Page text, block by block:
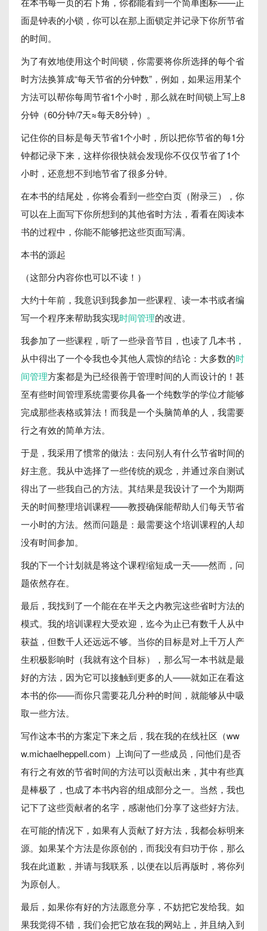
面是钟表的小锁，你可以在那上面锁定并记录下你所节省
的时间。
为了有效地使用这个时间锁，你需要将你所选择的每个省
时方法换算成“每天节省的分钟数”，例如，如果运用某个
方法可以帮你每周节省1个小时，那么就在时间锁上写上8
分钟（60分钟/7天≈每天8分钟）。
记住你的目标是每天节省1个小时，所以把你节省的每1分
钟都记录下来，这样你很快就会发现你不仅仅节省了1个
小时，还意想不到地节省了很多分钟。
在本书的结尾处，你将会看到一些空白页（附录三），你
可以在上面写下你所想到的其他省时方法，看看在阅读本
书的过程中，你能不能够把这些页面写满。
本书的源起
（这部分内容你也可以不读！）
大约十年前，我意识到我参加一些课程、读一本书或者编
写一个程序来帮助我实现时间管理的改进。
我参加了一些课程，听了一些录音节目，也读了几本书，
从中得出了一个令我也令其他人震惊的结论：大多数的时
间管理方案都是为已经很善于管理时间的人而设计的！甚
至有些时间管理系统需要你具备一个纯数学的学位才能够
完成那些表格或算法！而我是一个头脑简单的人，我需要
行之有效的简单方法。
于是，我采用了惯常的做法：去问别人有什么节省时间的
好主意。我从中选择了一些传统的观念，并通过亲自测试
得出了一些我自己的方法。其结果是我设计了一个为期两
天的时间整理培训课程——教授确保能帮助人们每天节省
一小时的方法。然而问题是：最需要这个培训课程的人却
没有时间参加。
我的下一个计划就是将这个课程缩短成一天——然而，问
题依然存在。
最后，我找到了一个能在在半天之内教完这些省时方法的
模式。我的培训课程大受欢迎，迄今为止已有数千人从中
获益，但数千人还远远不够。当你的目标是对上千万人产
生积极影响时（我就有这个目标），那么写一本书就是最
好的方法，因为它可以接触到更多的人——就如正在看这
本书的你——而你只需要花几分种的时间，就能够从中吸
取一些方法。
写作这本书的方案定下来之后，我在我的在线社区（ww
w.michaelheppell.com）上询问了一些成员，问他们是否
有行之有效的节省时间的方法可以贡献出来，其中有些真
是棒极了，也成了本书内容的组成部分之一。当然，我也
记下了这些贡献者的名字，感谢他们分享了这些好方法。
在可能的情况下，如果有人贡献了好方法，我都会标明来
源。如果某个方法是你原创的，而我没有归功于你，那么
我在此道歉，并请与我联系，以便在以后再版时，将你列
为原创人。
最后，如果你有好的方法愿意分享，不妨把它发给我。如
果我觉得不错，我们会把它放在我的网站上，并且纳入到